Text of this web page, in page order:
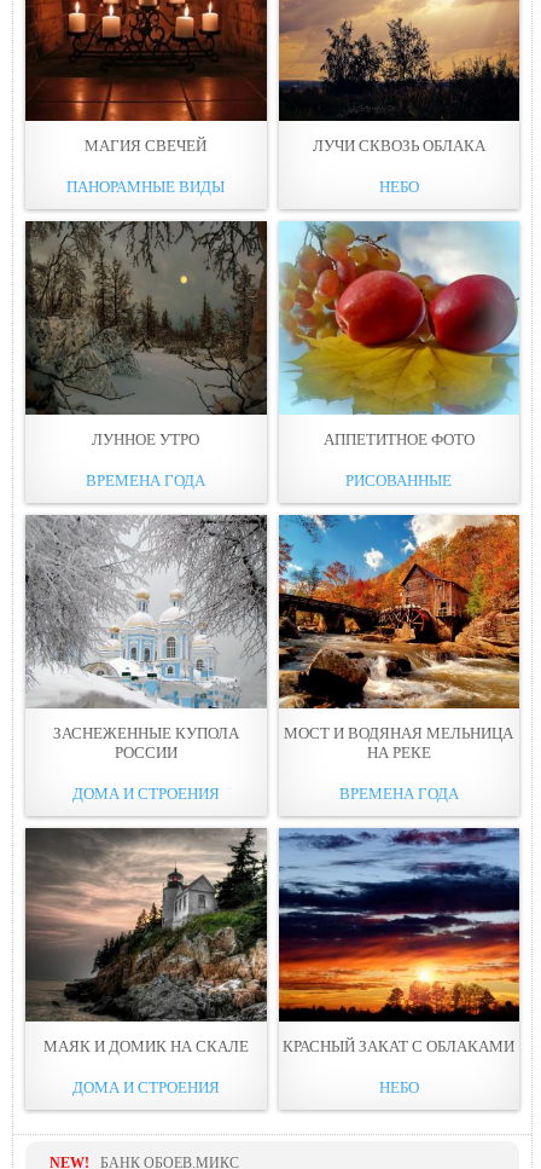
МАГИЯ СВЕЧЕЙ
ПАНОРАМНЫЕ ВИДЫ
ЛУЧИ СКВОЗЬ ОБЛАКА
НЕБО
ЛУННОЕ УТРО
ВРЕМЕНА ГОДА
АППЕТИТНОЕ ФОТО
РИСОВАННЫЕ
ЗАСНЕЖЕННЫЕ КУПОЛА
РОССИИ
ДОМА И СТРОЕНИЯ
МОСТ И ВОДЯНАЯ МЕЛЬНИЦА
НА PЕКЕ
ВРЕМЕНА ГОДА
МАЯК И ДОМИК НА СКAЛЕ
ДОМА И СТРОЕНИЯ
КРАСНЫЙ ЗАКАТ С ОБЛAКАМИ
НЕБО
NEW! БАНК ОБОЕВ.МИКС